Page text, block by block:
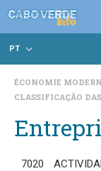
PT
ÉCONOMIE
CLASSIFICAÇÃO
7020